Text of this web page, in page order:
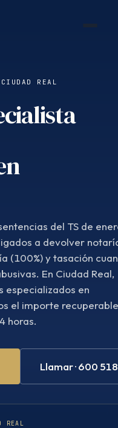
CIUDAD REAL
del TS de
a devolver
(100%) y tasación
En Ciudad Real,
especializados en
el importe recuperable
horas.
Llamar · 600
REAL